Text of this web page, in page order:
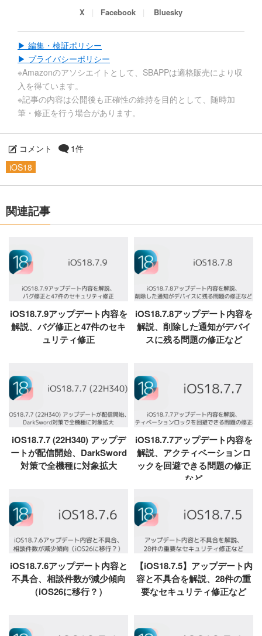
X Facebook Bluesky
▶ 編集・検証ポリシー
▶ プライバシーポリシー
※Amazonのアソシエイトとして、SBAPPは適格販売により収
入を得ています。
※記事の内容は公開後も正確性の維持を目的として、随時加
筆・修正を行う場合があります。
コメント
1件
iOS18
関連記事
iOS18.7.9アップデート内容を
解説、バグ修正と47件のセキ
ュリティ修正
iOS18.7.8アップデート内容を
解説、削除した通知がデバイ
スに残る問題の修正など
iOS18.7.7 (22H340) アップデ
ートが配信開始、DarkSword
対策で全機種に対象拡大
iOS18.7.7アップデート内容を
解説、アクティベーションロ
ックを回避できる問題の修正
など
iOS18.7.6アップデート内容と
不具合、相談件数が減少傾向
（iOS26に移行？）
【iOS18.7.5】アップデート内
容と不具合を解説、28件の重
要なセキュリティ修正など